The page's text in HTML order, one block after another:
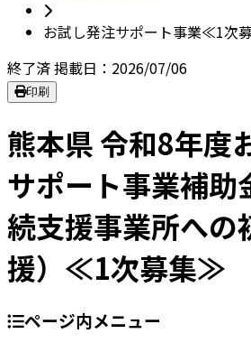
お試し発注サポート事業≪1次
終了済掲載日：2026/07/06
印刷
熊本県 令和8年度
サポート事業補助
続支援事業所への
援）≪1次募集≫
ページ内メニュー